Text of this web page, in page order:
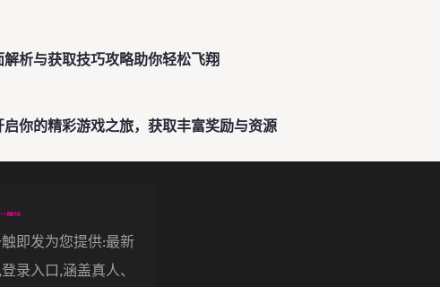
析与获取技巧攻略助你轻松飞翔
你的精彩游戏之旅，获取丰富奖励与资源
即发为您提供:最新
录入口,涵盖真人、